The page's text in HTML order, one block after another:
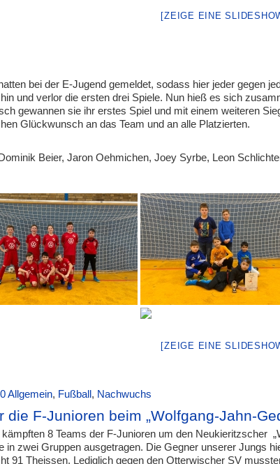
[ZEIGE EINE
bei der E-Jugend gemeldet, sodass hier jeder gegen
und verlor die ersten drei Spiele. Nun hieß es sich
gewannen sie ihr erstes Spiel und mit einem weiteren
Glückwunsch an das Team und an alle Platzierten.
Beier, Jaron Oehmichen, Joey Syrbe, Leon
[ZEIGE EINE
Allgemein, Fußball, Nachwuchs
die F-Junioren beim „Wolfgang-Jahn-
8 Teams der F-Junioren um den Neukieritzscher
in zwei Gruppen ausgetragen. Die Gegner unserer Jungs
91 Theissen. Lediglich gegen den Otterwischer SV